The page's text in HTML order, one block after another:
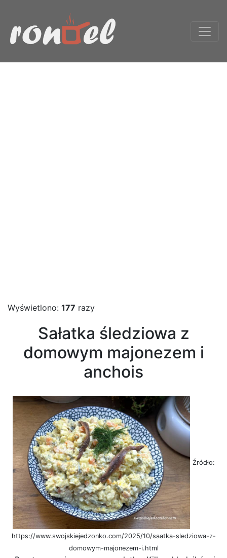
Wyświetlono: 177 razy
Sałatka śledziowa z
domowym majonezem i
anchois
Źródło:
https://www.swojskiejedzonko.com/2025/10/saatka-sledziowa-z-
domowym-majonezem-i.html